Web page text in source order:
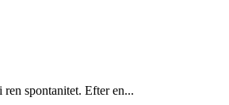
spontanitet. Efter en...